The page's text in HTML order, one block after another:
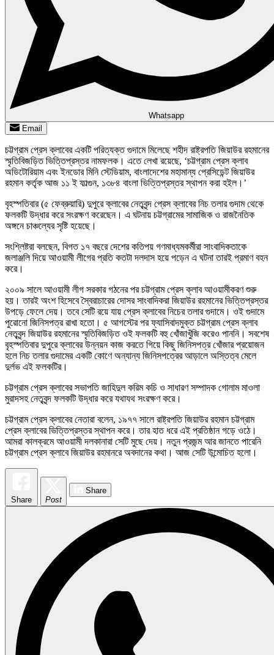
Whatsapp
Email
চট্টগ্রাম প্রেস ক্লাবের একটি পরিত্যক্ত গুদামে মিলেছে শহীদ রাষ্ট্রপতি জিয়াউর রহমানের
স্মৃতিবিজড়িত ভিত্তিপ্রস্তর নামফলক। এতে লেখা রয়েছে, ‘চট্টগ্রাম প্রেস ক্লাব
অডিটোরিয়াম এবং ইনডোর মিনি স্টেডিয়াম, বাংলাদেশের মহামান্য প্রেসিডেন্ট জিয়াউর
রহমান কর্তৃক আজ ১১ ই ফাল্গুন, ১৩৮৪ বাংলা ভিত্তিপ্রস্তর স্থাপন করা হইল।’
বৃহস্পতিবার (৫ ফেব্রুয়ারি) দুপুরে ক্লাবের নেতৃবৃন্দ প্রেস ক্লাবের নিচ তলার গুদাম থেকে
ফলকটি উদ্ধার করে সংরক্ষণ করেছেন। এ ঘটনায় চট্টগ্রামের সামাজিক ও রাজনৈতিক
অঙ্গনে চাঞ্চল্যের সৃষ্টি হয়েছে।
সংশ্লিষ্টরা বলছেন, বিগত ১৭ বছরে দেশের কতিপয় গণমাধ্যমকর্মীরা সাংবাদিকতাকে
জলাঞ্জলি দিয়ে আওয়ামী লীগের প্রতি কতটা দলদাস হয়ে পড়েন এ ঘটনা তারই প্রমাণ বহন
করে।
২০০৯ সালে আওয়ামী লীগ সরকার গঠনের পর চট্টগ্রাম প্রেস ক্লাব আওয়ামীকরণ শুরু
হয়। তারই অংশ হিসেবে স্বৈরাচারের দোসর সাংবাদিকরা জিয়াউর রহমানের ভিত্তিপ্রস্তর
উপড়ে ফেলে দেয়। তবে সেটি রয়ে যায় প্রেস ক্লাবের নিচের তলার গুদামে। ওই গুদামে
পুরোনো জিনিসপত্র রাখা হতো। ৫ আগস্টের পর ফ্যাসিবাদমুক্ত চট্টগ্রাম প্রেস ক্লাব
নেতৃবৃন্দ জিয়াউর রহমানের স্মৃতিবিজড়িত ওই ফলকটি বহু খোঁজাখুঁজি করেও পাননি। সবশেষ
বৃহস্পতিবার দুপুরে ক্লাবের উন্নয়ন কাজ করতে গিয়ে কিছু জিনিসপত্র খোঁজার প্রয়োজন
হলে নিচ তলার গুদামের একটি কোণে অন্যান্য জিনিসপত্রের আড়ালে অস্তিত্ব মেলে
দুর্লভ এই ফলকটির।
চট্টগ্রাম প্রেস ক্লাবের সভাপতি জাহিদুল করিম কচি ও সাধারণ সম্পাদক গোলাম মাওলা
মুরাদসহ নেতৃবৃন্দ ফলকটি উদ্ধার করে যথাযথ সংরক্ষণ করে।
চট্টগ্রাম প্রেস ক্লাবের নেতারা বলেন, ১৯৭৭ সালে রাষ্ট্রপতি জিয়াউর রহমান চট্টগ্রাম
প্রেস ক্লাবের ভিত্তিপ্রস্তর স্থাপন করে। তার হাত ধরে এই প্রতিষ্ঠান গড়ে ওঠে।
আমরা কালক্রমে আওয়ামী দলকানারা সেটি মুছে দেয়। নতুন প্রজন্ম আর জানতে পারেনি
চট্টগ্রাম প্রেস ক্লাবে জিয়াউর রহমানরে অবদানের কথা। আজ সেটি উন্মোচিত হলো।
Share Post
Share